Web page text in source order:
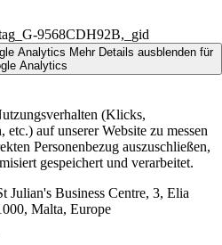
9568CDH92B,_gid
Analytics Mehr Details ausblendenfür
Analytics
(Klicks,
auf unserer Website zu messen
Personenbezug auszuschließen,
gespeichert und verarbeitet.
Julian's Business Centre, 3, Elia
Malta, Europe